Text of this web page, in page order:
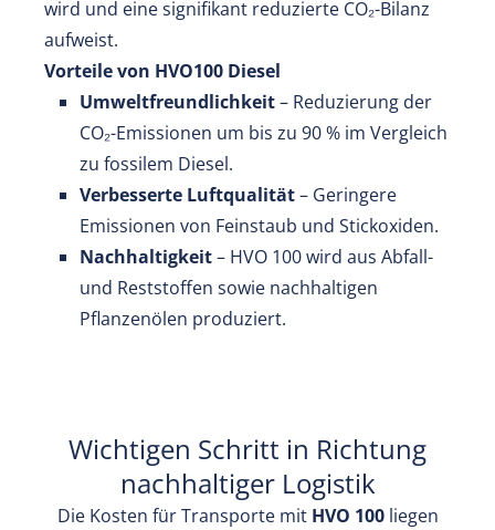
wird und eine signifikant reduzierte CO₂-Bilanz
aufweist.
Vorteile von HVO100 Diesel
Umweltfreundlichkeit– Reduzierung der
CO₂-Emissionen um bis zu 90 % im Vergleich
zu fossilem Diesel.
Verbesserte Luftqualität– Geringere
Emissionen von Feinstaub und Stickoxiden.
Nachhaltigkeit– HVO 100 wird aus Abfall-
und Reststoffen sowie nachhaltigen
Pflanzenölen produziert.
Wichtigen Schritt in Richtung
nachhaltiger Logistik
Die Kosten für Transporte mit HVO 100liegen